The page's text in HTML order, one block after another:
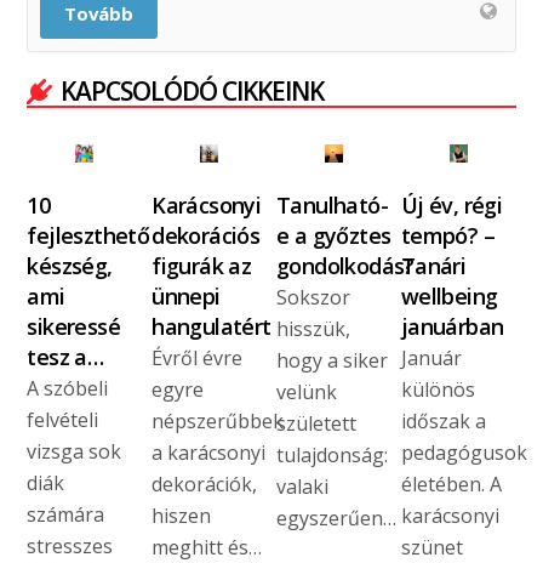
Tovább
KAPCSOLÓDÓ CIKKEINK
10
fejleszthető
készség,
ami
sikeressé
tesz a…
A szóbeli
felvételi
vizsga sok
diák
számára
stresszes
Karácsonyi
dekorációs
figurák az
ünnepi
hangulatért
Évről évre
egyre
népszerűbbek
a karácsonyi
dekorációk,
hiszen
meghitt és…
Tanulható-
e a győztes
gondolkodás?
Sokszor
hisszük,
hogy a siker
velünk
született
tulajdonság:
valaki
egyszerűen…
Új év, régi
tempó? –
Tanári
wellbeing
januárban
Január
különös
időszak a
pedagógusok
életében. A
karácsonyi
szünet